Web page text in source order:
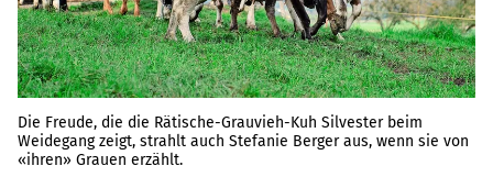
Die Freude, die die Rätische-Grauvieh-Kuh Silvester beim
Weidegang zeigt, strahlt auch Stefanie Berger aus, wenn sie von
«ihren» Grauen erzählt.